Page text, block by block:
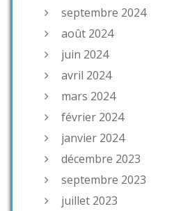
septembre 2024
août 2024
juin 2024
avril 2024
mars 2024
février 2024
janvier 2024
décembre 2023
septembre 2023
juillet 2023